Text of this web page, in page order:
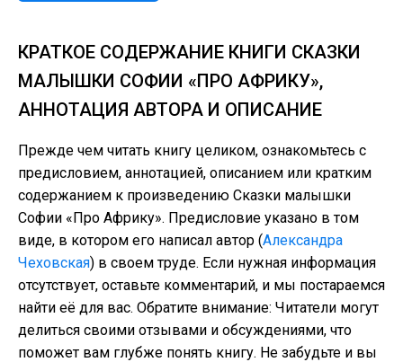
КРАТКОЕ СОДЕРЖАНИЕ КНИГИ СКАЗКИ
МАЛЫШКИ СОФИИ «ПРО АФРИКУ»,
АННОТАЦИЯ АВТОРА И ОПИСАНИЕ
Прежде чем читать книгу целиком, ознакомьтесь с
предисловием, аннотацией, описанием или кратким
содержанием к произведению Сказки малышки
Софии «Про Африку». Предисловие указано в том
виде, в котором его написал автор (Александра
Чеховская) в своем труде. Если нужная информация
отсутствует, оставьте комментарий, и мы постараемся
найти её для вас. Обратите внимание: Читатели могут
делиться своими отзывами и обсуждениями, что
поможет вам глубже понять книгу. Не забудьте и вы